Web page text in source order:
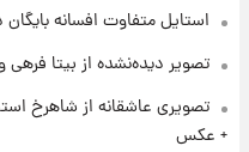
فال قهوه روزانه
استایل متفاوت افسانه بایگان در ۶۴ سالگی +
تصویر دیده‌نشده از بیتا
تصویری عاشقانه از شاهرخ
+ عکس